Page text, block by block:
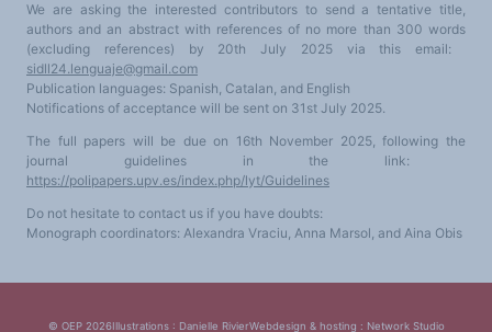
We are asking the interested contributors to send a tentative title,
authors and an abstract with references of no more than 300 words
(excluding references) by 20th July 2025 via this email:
sidll24.lenguaje@gmail.com
Publication languages: Spanish, Catalan, and English
Notifications of acceptance will be sent on 31st July 2025.
The full papers will be due on 16th November 2025, following the
journal guidelines in the link:
https://polipapers.upv.es/index.php/lyt/Guidelines
Do not hesitate to contact us if you have doubts:
Monograph coordinators: Alexandra Vraciu, Anna Marsol, and Aina Obis
© OEP 2026Illustrations : Danielle RivierWebdesign & hosting : Network Studio